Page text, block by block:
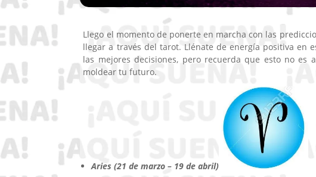
Llego el momento de ponerte en marcha con las
llegar a través del tarot. Llénate de energía positiva en
las mejores decisiones, pero recuerda que esto no
moldear tu futuro.
Aries (21 de marzo – 19 de abril)